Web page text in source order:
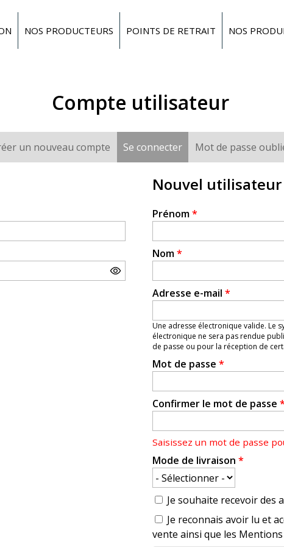
NOS PRODUCTEURS POINTS DE RETRAIT NOS
Compte utilisateur
un nouveau compte Se connecter (onglet actif)
Mot de passe
Nouvel utilisateur
Prénom*
Nom*
Adresse e-mail *
Une adresse électronique valide. Le
électronique ne sera pas rendue
de passe ou pour la réception de
Mot de passe *
Confirmer le mot de passe *
Saisissez un mot de passe
Mode de livraison *
Je souhaite recevoir des
Je reconnais avoir lu et
vente ainsi que les